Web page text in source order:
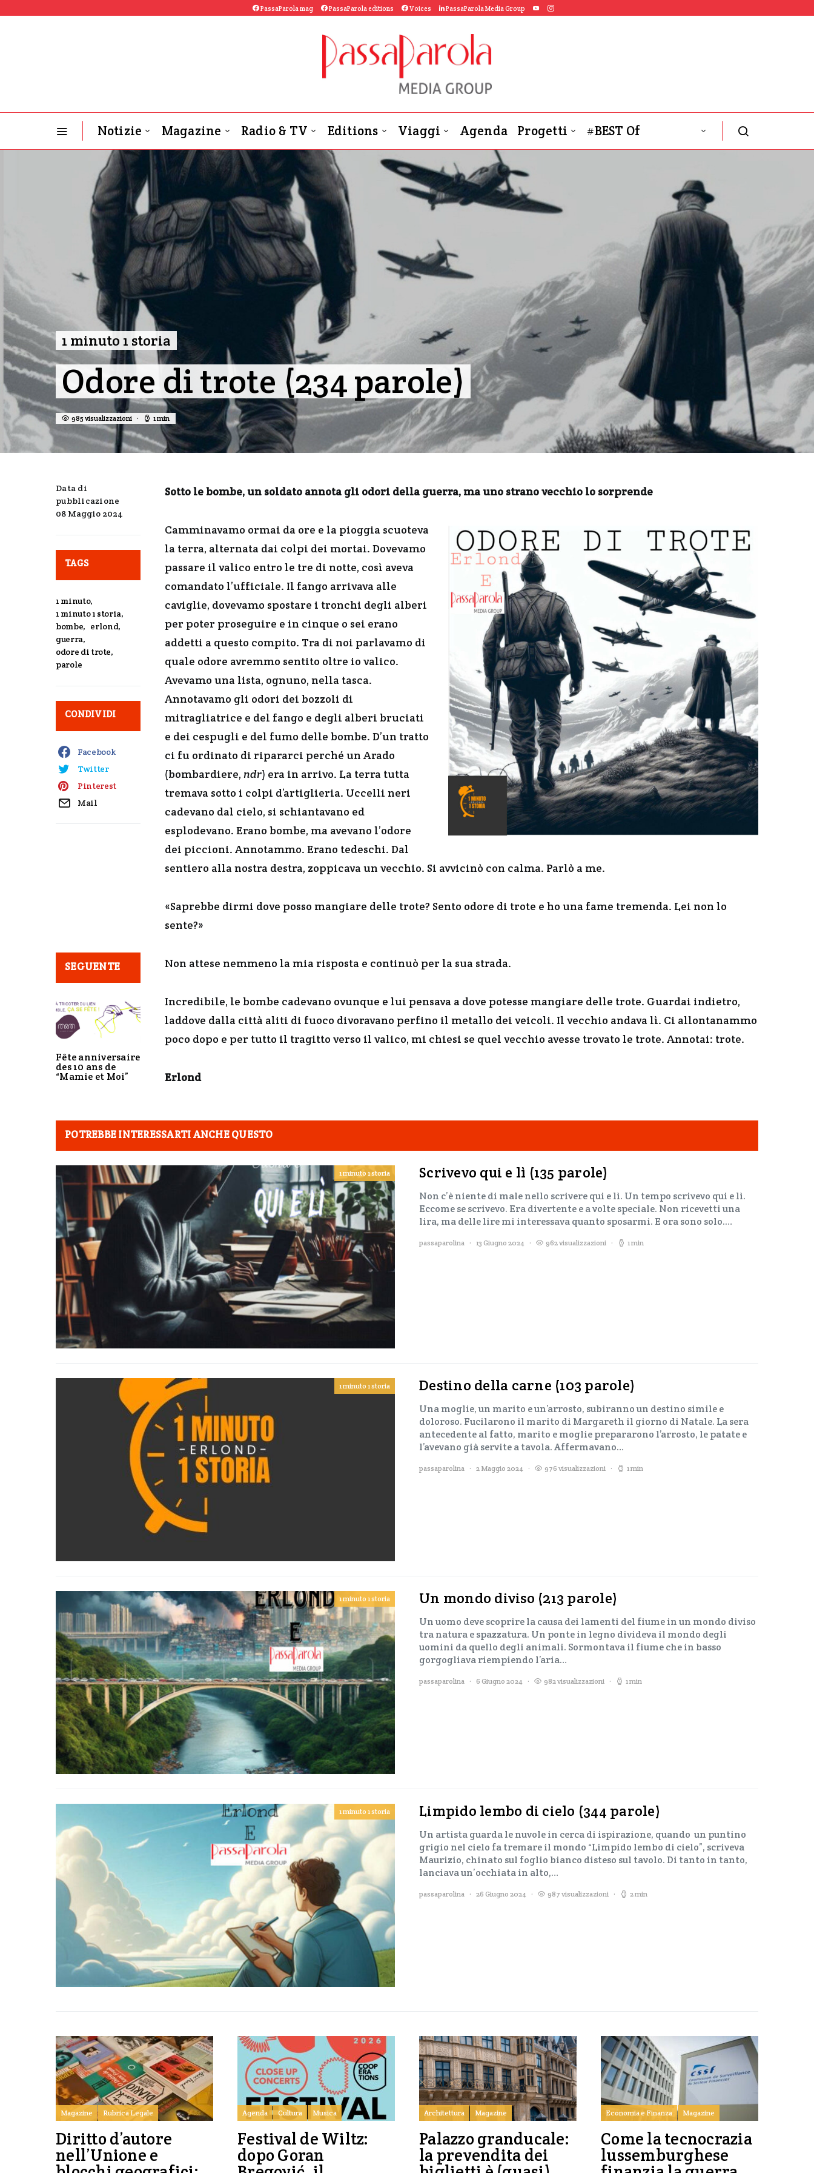
PassaParola mag PassaParola editions Voices PassaParola Media Group
Notizie Magazine Radio & TV Editions Viaggi Agenda Progetti #BEST Of
OGB-L News
1 minuto 1 storia
Odore di trote (234 parole)
985 visualizzazioni 1 min
SEGUENTE
Fête anniversaire
des 10 ans de
“Mamie et Moi”
Data di
pubblicazione
08 Maggio 2024
TAGS
1 minuto,
1 minuto 1 storia,
bombe, erlond,
guerra,
odore di trote,
parole
CONDIVIDI
Facebook
Twitter
Pinterest
Mail
Sotto le bombe, un soldato annota gli odori della guerra, ma uno strano vecchio lo sorprende
Camminavamo ormai da ore e la pioggia scuoteva
la terra, alternata dai colpi dei mortai. Dovevamo
passare il valico entro le tre di notte, così aveva
comandato l’ufficiale. Il fango arrivava alle
caviglie, dovevamo spostare i tronchi degli alberi
per poter proseguire e in cinque o sei erano
addetti a questo compito. Tra di noi parlavamo di
quale odore avremmo sentito oltre io valico.
Avevamo una lista, ognuno, nella tasca.
Annotavamo gli odori dei bozzoli di
mitragliatrice e del fango e degli alberi bruciati
e dei cespugli e del fumo delle bombe. D’un tratto
ci fu ordinato di ripararci perché un Arado
(bombardiere, ndr) era in arrivo. La terra tutta
tremava sotto i colpi d’artiglieria. Uccelli neri
cadevano dal cielo, si schiantavano ed
esplodevano. Erano bombe, ma avevano l’odore
dei piccioni. Annotammo. Erano tedeschi. Dal
sentiero alla nostra destra, zoppicava un vecchio. Si avvicinò con calma. Parlò a me.
«Saprebbe dirmi dove posso mangiare delle trote? Sento odore di trote e ho una fame tremenda. Lei non lo
sente?»
Non attese nemmeno la mia risposta e continuò per la sua strada.
Incredibile, le bombe cadevano ovunque e lui pensava a dove potesse mangiare delle trote. Guardai indietro,
laddove dalla città aliti di fuoco divoravano perfino il metallo dei veicoli. Il vecchio andava lì. Ci allontanammo
poco dopo e per tutto il tragitto verso il valico, mi chiesi se quel vecchio avesse trovato le trote. Annotai: trote.
Erlond
POTREBBE INTERESSARTI ANCHE QUESTO
1 minuto 1 storia Scrivevo qui e lì (135 parole)
Non c’è niente di male nello scrivere qui e lì. Un tempo scrivevo qui e lì.
Eccome se scrivevo. Era divertente e a volte speciale. Non ricevetti una
lira, ma delle lire mi interessava quanto sposarmi. E ora sono solo.…
passaparolina 13 Giugno 2024 962 visualizzazioni 1 min
1 minuto 1 storia Destino della carne (103 parole)
Una moglie, un marito e un’arrosto, subiranno un destino simile e
doloroso. Fucilarono il marito di Margareth il giorno di Natale. La sera
antecedente al fatto, marito e moglie prepararono l’arrosto, le patate e
l’avevano già servite a tavola. Affermavano…
passaparolina 2 Maggio 2024 976 visualizzazioni 1 min
1 minuto 1 storia Un mondo diviso (213 parole)
Un uomo deve scoprire la causa dei lamenti del fiume in un mondo diviso
tra natura e spazzatura. Un ponte in legno divideva il mondo degli
uomini da quello degli animali. Sormontava il fiume che in basso
gorgogliava riempiendo l’aria…
passaparolina 6 Giugno 2024 982 visualizzazioni 1 min
1 minuto 1 storia Limpido lembo di cielo (344 parole)
Un artista guarda le nuvole in cerca di ispirazione, quando un puntino
grigio nel cielo fa tremare il mondo “Limpido lembo di cielo”, scriveva
Maurizio, chinato sul foglio bianco disteso sul tavolo. Di tanto in tanto,
lanciava un’occhiata in alto,…
passaparolina 26 Giugno 2024 987 visualizzazioni 2 min
Magazine Rubrica Legale
Diritto d’autore
nell’Unione e
Agenda Cultura Musica
Festival de Wiltz:
dopo Goran
Architettura Magazine
Palazzo granducale:
la prevendita dei
Economia e Finanza Magazine
Come la tecnocrazia
lussemburghese